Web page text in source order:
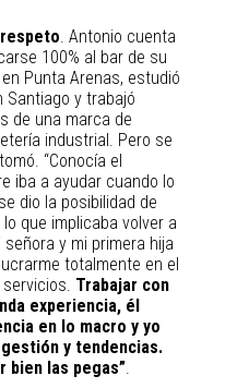
. Antonio cuenta
100% al bar de su
Punta Arenas, estudió
Santiago y trabajó
de una marca de
industrial. Pero se
“Conocía el
iba a ayudar cuando lo
dio la posibilidad de
que implicaba volver a
y mi primera hija
totalmente en el
Trabajar con
experiencia, él
en lo macro y yo
y tendencias.
bien las pegas”.